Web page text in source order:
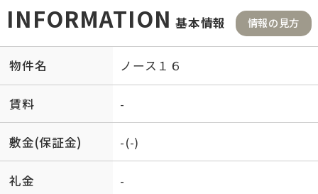
INFORMATION 基本情報 情報の見方
物件名 ノース１６
賃料 -
敷金(保証金) -(-)
礼金 -